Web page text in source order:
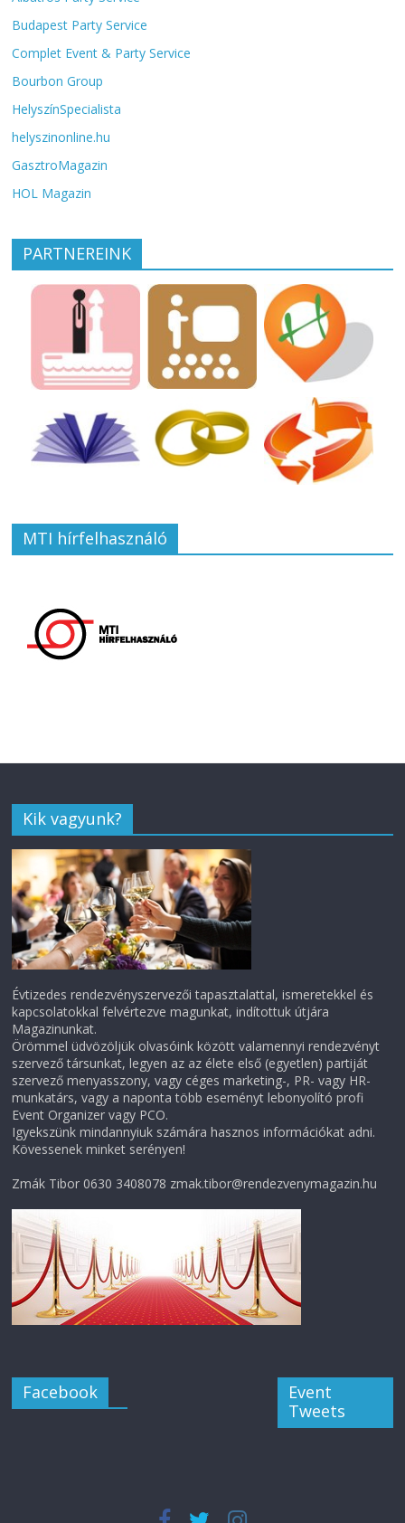
Budapest Party Service
Complet Event & Party Service
Bourbon Group
HelyszínSpecialista
helyszinonline.hu
GasztroMagazin
HOL Magazin
PARTNEREINK
MTI hírfelhasználó
Kik vagyunk?
Évtizedes rendezvényszervezői tapasztalattal, ismeretekkel és
kapcsolatokkal felvértezve magunkat, indítottuk útjára
Magazinunkat.
Örömmel üdvözöljük olvasóink között valamennyi rendezvényt
szervező társunkat, legyen az az élete első (egyetlen) partiját
szervező menyasszony, vagy céges marketing-, PR- vagy HR-
munkatárs, vagy a naponta több eseményt lebonyolító profi
Event Organizer vagy PCO.
Igyekszünk mindannyiuk számára hasznos információkat adni.
Kövessenek minket serényen!
Zmák Tibor 0630 3408078 zmak.tibor@rendezvenymagazin.hu
Facebook
Event
Tweets